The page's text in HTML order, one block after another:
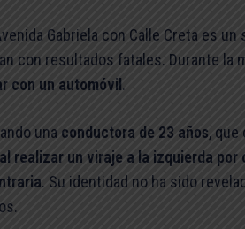
Gabriela con Calle Creta es
con resultados fatales. Durante la
con un automóvil.
una conductora de 23 años, que
al realizar un viraje a la izquierda
. Su identidad no ha sido